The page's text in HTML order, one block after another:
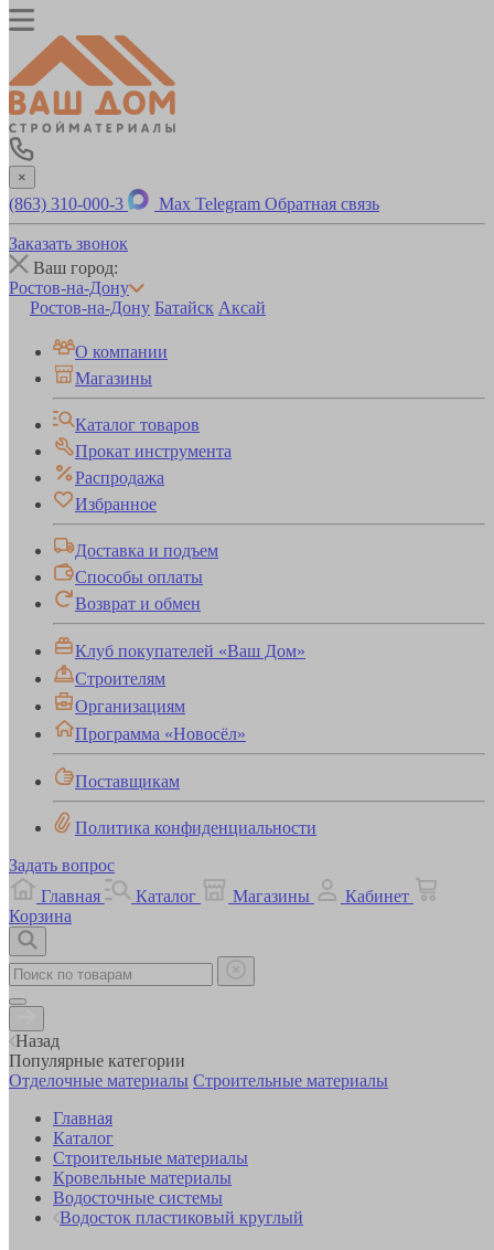
×
(863) 310-000-3 Max Telegram Обратная связь
Заказать звонок
Ваш город:
Ростов-на-Дону
Ростов-на-Дону Батайск Аксай
О компании
Магазины
Каталог товаров
Прокат инструмента
Распродажа
Избранное
Доставка и подъем
Способы оплаты
Возврат и обмен
Клуб покупателей «Ваш Дом»
Строителям
Организациям
Программа «Новосёл»
Поставщикам
Политика конфиденциальности
Задать вопрос
Главная
Каталог Магазины
Кабинет
Корзина
Назад
Популярные категории
Отделочные материалы Строительные материалы
Главная
Каталог
Строительные материалы
Кровельные материалы
Водосточные системы
Водосток пластиковый круглый